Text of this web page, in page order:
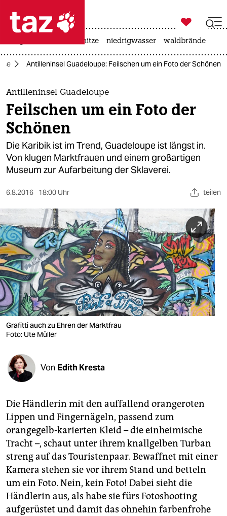
 taz zahl ich
taz zahl ich
themen
politik
öko
gesellschaft
sport
berlin
nord
wahrheit
verlag
verlag
veranstaltungen
shop
fragen & hilfe
unterstützen
abo
genossenschaft
epaper login

taz zahl ich
hitze niedrigwasser waldbrände
Antilleninsel Guadeloupe: Feilschen um ein Foto der Schönen
Antilleninsel Guadeloupe
Feilschen um ein Foto der
Schönen
Die Karibik ist im Trend, Guadeloupe ist längst in.
Von klugen Marktfrauen und einem großartigen
Museum zur Aufarbeitung der Sklaverei.
6.8.2016 18:00 Uhr teilen
Grafitti auch zu Ehren der Marktfrau
Foto: Ute Müller
Von Edith Kresta
Die Händlerin mit den auffallend orangeroten
Lippen und Fingernägeln, passend zum
orangegelb-karierten Kleid – die einheimische
Tracht –, schaut unter ihrem knallgelben Turban
streng auf das Touristenpaar. Bewaffnet mit einer
Kamera stehen sie vor ihrem Stand und betteln
um ein Foto. Nein, kein Foto! Dabei sieht die
Händlerin aus, als habe sie fürs Fotoshooting
aufgerüstet und damit das ohnehin farbenfrohe